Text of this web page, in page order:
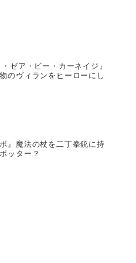
ゼア・ビー・カーネイジ』
のヴィランをヒーローにし
』魔法の杖を二丁拳銃に持
ッター？